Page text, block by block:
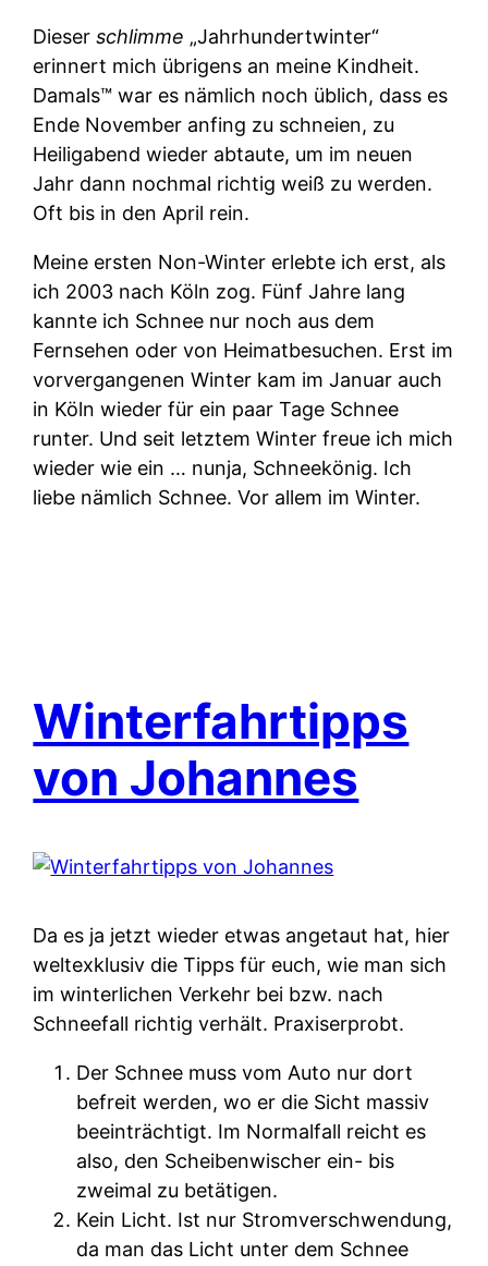
Dieserschlimme „Jahrhundertwinter“
erinnert mich übrigens an meine Kindheit.
Damals™ war es nämlich noch üblich, dass es
Ende November anfing zu schneien, zu
Heiligabend wieder abtaute, um im neuen
Jahr dann nochmal richtig weiß zu werden.
Oft bis in den April rein.
Meine ersten Non-Winter erlebte ich erst, als
ich 2003 nach Köln zog. Fünf Jahre lang
kannte ich Schnee nur noch aus dem
Fernsehen oder von Heimatbesuchen. Erst im
vorvergangenen Winter kam im Januar auch
in Köln wieder für ein paar Tage Schnee
runter. Und seit letztem Winter freue ich mich
wieder wie ein … nunja, Schneekönig. Ich
liebe nämlich Schnee. Vor allem im Winter.
Winterfahrtipps
von Johannes
Da es ja jetzt wieder etwas angetaut hat, hier
weltexklusiv die Tipps für euch, wie man sich
im winterlichen Verkehr bei bzw. nach
Schneefall richtig verhält. Praxiserprobt.
Der Schnee muss vom Auto nur dort
befreit werden, wo er die Sicht massiv
beeinträchtigt. Im Normalfall reicht es
also, den Scheibenwischer ein- bis
zweimal zu betätigen.
Kein Licht. Ist nur Stromverschwendung,
da man das Licht unter dem Schnee